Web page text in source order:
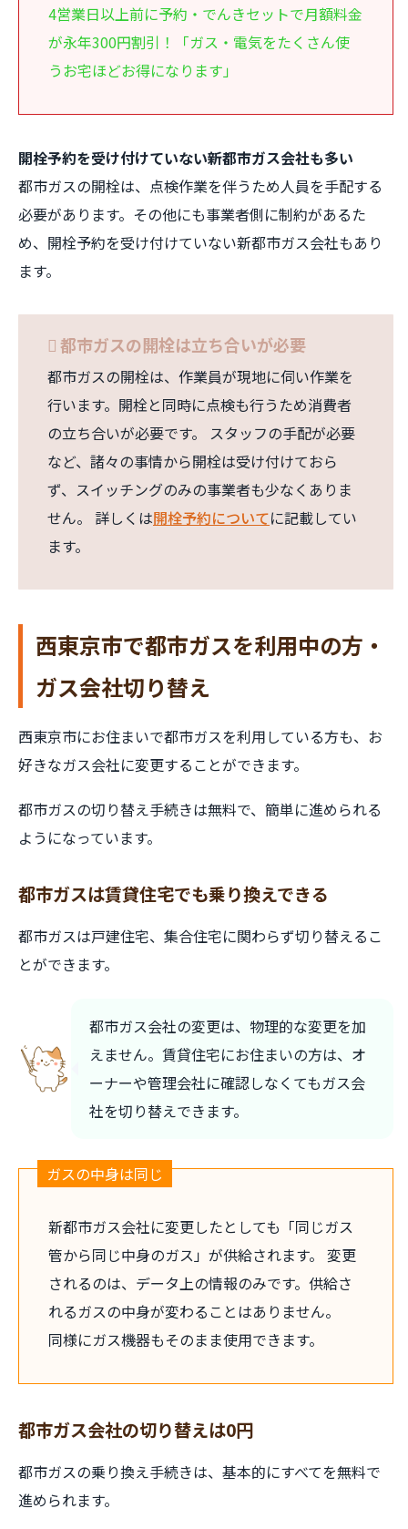
4営業日以上前に予約・でんきセットで月額料金
が永年300円割引！「ガス・電気をたくさん使
うお宅ほどお得になります」
開栓予約を受け付けていない新都市ガス会社も多い
都市ガスの開栓は、点検作業を伴うため人員を手配する
必要があります。その他にも事業者側に制約があるた
め、開栓予約を受け付けていない新都市ガス会社もあり
ます。
都市ガスの開栓は立ち合いが必要
都市ガスの開栓は、作業員が現地に伺い作業を
行います。開栓と同時に点検も行うため消費者
の立ち合いが必要です。 スタッフの手配が必要
など、諸々の事情から開栓は受け付けておら
ず、スイッチングのみの事業者も少なくありま
せん。 詳しくは開栓予約についてに記載してい
ます。
西東京市で都市ガスを利用中の方・
ガス会社切り替え
西東京市にお住まいで都市ガスを利用している方も、お
好きなガス会社に変更することができます。
都市ガスの切り替え手続きは無料で、簡単に進められる
ようになっています。
都市ガスは賃貸住宅でも乗り換えできる
都市ガスは戸建住宅、集合住宅に関わらず切り替えるこ
とができます。
都市ガス会社の変更は、物理的な変更を加
えません。賃貸住宅にお住まいの方は、オ
ーナーや管理会社に確認しなくてもガス会
社を切り替えできます。
ガスの中身は同じ
新都市ガス会社に変更したとしても「同じガス
管から同じ中身のガス」が供給されます。 変更
されるのは、データ上の情報のみです。供給さ
れるガスの中身が変わることはありません。
同様にガス機器もそのまま使用できます。
都市ガス会社の切り替えは0円
都市ガスの乗り換え手続きは、基本的にすべてを無料で
進められます。